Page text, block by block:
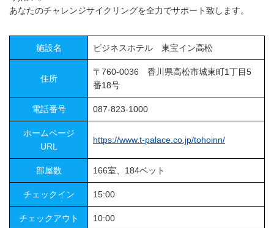
あなたのチャレンジサイクリングを全力でサポート致します。
施設名 ビジネスホテル 東宝イン高松
住所
〒760-0036 香川県高松市城東町1丁目5
番18号
電話番号 087-823-1000
ホームページ
URL
https://www.t-palace.co.jp/tohoinn/
部屋数 166室、184ベット
チェックイン 15:00
チェックアウト 10:00